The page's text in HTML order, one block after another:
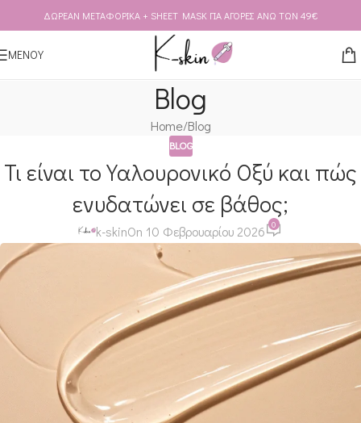
Skip to navigation
Skip to main content
ΔΩΡΕΑΝ ΜΕΤΑΦΟΡΙΚΑ + SHEET MASK ΓΙΑ ΑΓΟΡΕΣ ΑΝΩ ΤΩΝ 49€
ΜΕΝΟΥ
Blog
Home Blog
BLOG
Τι είναι το Υαλουρονικό Οξύ και πώς
ενυδατώνει σε βάθος;
k-skinOn 10 Φεβρουαρίου 2026 0